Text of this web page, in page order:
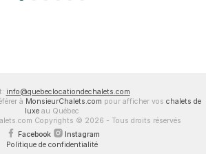
info@quebeclocationdechalets.com
à MonsieurChalets.com pour afficher vos chalets de
luxeau Québec
Copyrights © 2026 - Tous droits réservés
Facebook
Instagram
Politique de confidentialité